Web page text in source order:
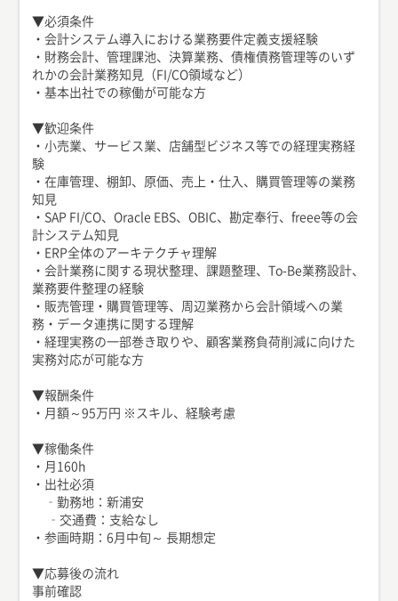
▼必須条件
・会計システム導入における業務要件定義支援経験
・財務会計、管理課池、決算業務、債権債務管理等のいず
れかの会計業務知見（FI/CO領域など）
・基本出社での稼働が可能な方
▼歓迎条件
・小売業、サービス業、店舗型ビジネス等での経理実務経
験
・在庫管理、棚卸、原価、売上・仕入、購買管理等の業務
知見
・SAP FI/CO、Oracle EBS、OBIC、勘定奉行、freee等の会
計システム知見
・ERP全体のアーキテクチャ理解
・会計業務に関する現状整理、課題整理、To-Be業務設計、
業務要件整理の経験
・販売管理・購買管理等、周辺業務から会計領域への業
務・データ連携に関する理解
・経理実務の一部巻き取りや、顧客業務負荷削減に向けた
実務対応が可能な方
▼報酬条件
・月額～95万円 ※スキル、経験考慮
▼稼働条件
・月160h
・出社必須
‐勤務地：新浦安
‐交通費：支給なし
・参画時期：6月中旬～ 長期想定
▼応募後の流れ
事前確認